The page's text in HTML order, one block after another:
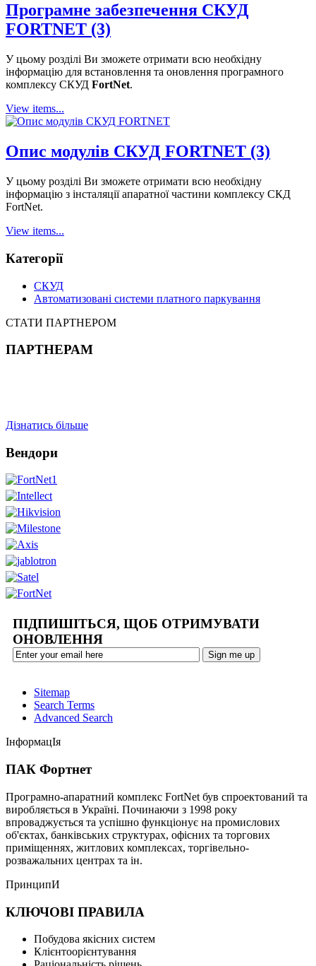
Програмне забезпечення СКУД
FORTNET (3)
У цьому розділі Ви зможете отримати всю необхідну
інформацію для встановлення та оновлення програмного
комплексу СКУД FortNet.
View items...
Опис модулів СКУД FORTNET (3)
У цьому розділі Ви зможете отримати всю необхідну
інформацію з інсталяції апаратної частини комплексу СКД
FortNet.
View items...
Категорії
СКУД
Автоматизовані системи платного паркування
СТАТИ ПАРТНЕРОМ
ПАРТНЕРАМ
Дізнатись більше
Вендори
ПІДПИШІТЬСЯ, ЩОБ ОТРИМУВАТИ
ОНОВЛЕННЯ
Sitemap
Search Terms
Advanced Search
ІнформацІя
ПАК Фортнет
Програмно-апаратний комплекс FortNet був спроектований та
виробляється в Україні. Починаючи з 1998 року
впроваджується та успішно функціонує на промислових
об'єктах, банківських структурах, офісних та торгових
приміщеннях, житлових комплексах, торгівельно-
розважальних центрах та ін.
ПринципИ
КЛЮЧОВІ ПРАВИЛА
Побудова якісних систем
Клієнтоорієнтування